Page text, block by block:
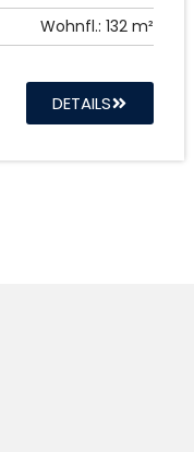
Wohnfl.: 132 m²
DETAILS